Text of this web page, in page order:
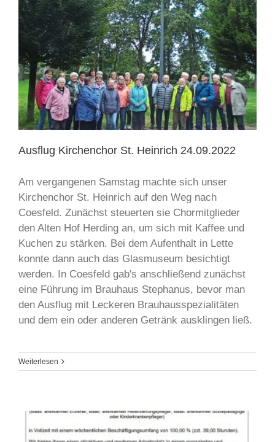
Ausflug Kirchenchor St. Heinrich 24.09.2022
Am vergangenen Samstag machte sich unser
Kirchenchor St. Heinrich auf den Weg nach
Coesfeld. Zunächst steuerten sie Chormitglieder
den Alten Hof Herding an, um sich mit Kaffee und
Kuchen zu stärken. Bei dem Aufenthalt in Lette
konnte dann auch das Glasmuseum besichtigt
werden. In Coesfeld gab's anschließend zunächst
eine Führung im Brauhaus Stephanus, bevor man
den Ausflug mit Leckeren Brauhausspezialitäten
und dem ein oder anderen Getränk ausklingen ließ.
Weiterlesen